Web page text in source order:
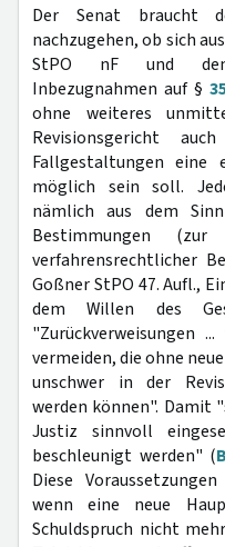
Der Senat braucht
nachzugehen, ob sich
StPO nF und
Inbezugnahmen auf §
ohne weiteres
Revisionsgericht
Fallgestaltungen eine
möglich sein soll.
nämlich aus dem
Bestimmungen (zur
verfahrensrechtlicher
Goßner StPO 47. Aufl.,
dem Willen des
"Zurückverweisungen
vermeiden, die ohne
unschwer in der
werden können". Damit
Justiz sinnvoll
beschleunigt werden" (
Diese
wenn eine neue
Schuldspruch nicht